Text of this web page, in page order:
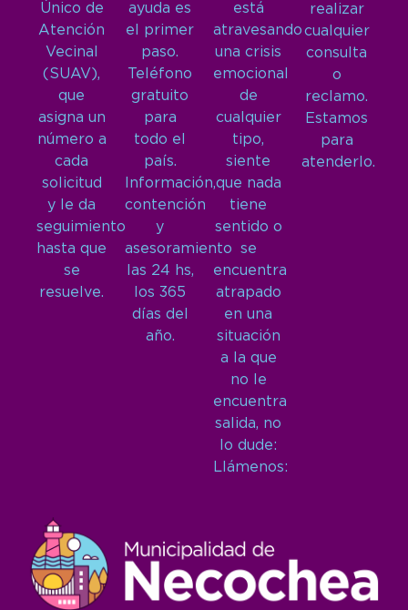
Único de
Atención
Vecinal
(SUAV),
que
asigna un
número a
cada
solicitud
y le da
seguimiento
hasta que
se
resuelve.
ayuda es
el primer
paso.
Teléfono
gratuito
para
todo el
país.
Información,
contención
y
asesoramiento
las 24 hs,
los 365
días del
año.
está
atravesando
una crisis
emocional
de
cualquier
tipo,
siente
que nada
tiene
sentido o
se
encuentra
atrapado
en una
situación
a la que
no le
encuentra
salida, no
lo dude:
Llámenos:
realizar
cualquier
consulta
o
reclamo.
Estamos
para
atenderlo.